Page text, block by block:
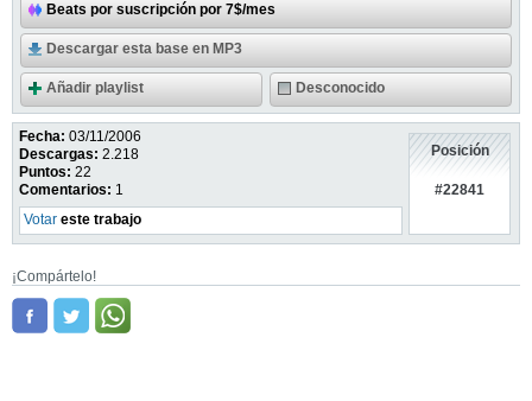
Beats por suscripción por 7$/mes
Descargar esta base en MP3
Añadir playlist Desconocido
Fecha: 03/11/2006
Descargas: 2.218
Puntos: 22
Comentarios: 1
Votar este trabajo
Posición
#22841
¡Compártelo!